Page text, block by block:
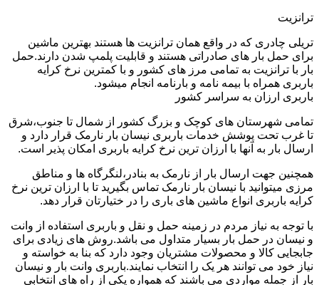
ترانزیت
تریلی چادری که در واقع همان ترانزیت ها هستند بهترین ماشین
برای حمل بار های صادراتی هستند و قابلیت پلمپ شدن دارند.حمل
بار با ترانزیت به تمامی مرز های کشور و با کمترین نرخ کرایه
باربری همراه با بیمه نامه و بارنامه انجام میشود.
باربری ارزان به سراسر کشور
تمامی شهرستان های کوچک و بزرگ کشور از شمال تا جنوب،شرق
تا غرب تحت پوشش خدمات باربری نیسان بار نارمک قرار دارد و
ارسال بار به آنها با ارزان ترین نرخ کرایه باربری امکان پذیر است.
همچنین جهت ارسال بار از نارمک به بنادر،لنگرگاه ها و مناطق
مرزی میتوانید با نیسان بار نارمک تماس بگیرید تا با ارزان ترین نرخ
کرایه باربری انواع ماشین های باری را در ختیارتان قرار دهد.
با توجه به نیاز مردم در زمینه حمل و نقل و باربری استفاده از وانت
و نیسان در حمل بار بسیار متداول می باشد.روش های زیادی برای
جابجایی کالا و محصولات مشتریان وجود دارد که بنا به خواسته و
نیاز خود می توانند هر یک را انتخاب نمایند.باربری وانت بار و نیسان
بار از جمله مواردی می باشند که همواره یکی از راه های انتخابی